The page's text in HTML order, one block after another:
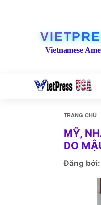
Vietnamese
TRANG CHỦ
MỸ,
DO
Đăng bởi: